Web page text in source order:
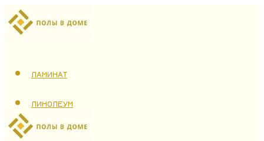
ЛАМИНАТ
ЛИНОЛЕУМ
ТЕПЛЫЙ ПОЛ